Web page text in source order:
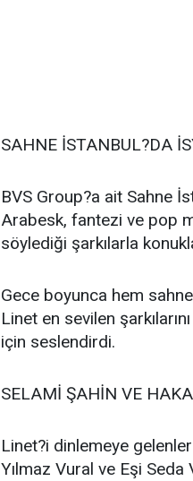
SAHNE İSTANBUL?DA
BVS Group?a ait Sahne
Arabesk, fantezi ve pop
söylediği şarkılarla
Gece boyunca hem
Linet en sevilen
için seslendirdi.
SELAMİ ŞAHİN VE
Linet?i dinlemeye
Yılmaz Vural ve Eşi